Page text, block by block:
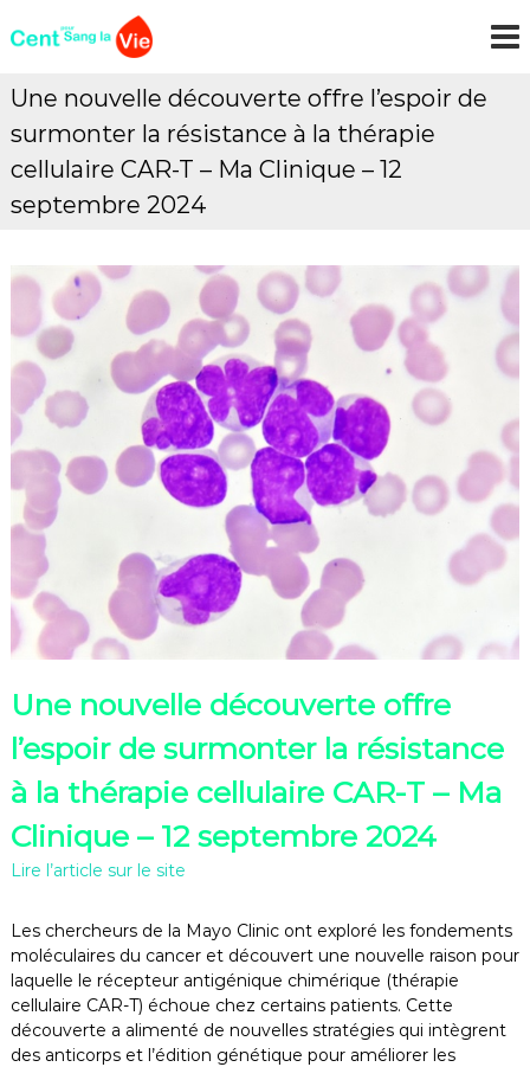
N
T
P
O
U
N
G
L
A
V
I
E
t
r
e
a
l
e
m
i
e
Une nouvelle découverte offre l’espoir de
surmonter la résistance à la thérapie
cellulaire CAR-T – Ma Clinique – 12
septembre 2024
Une nouvelle découverte offre
l’espoir de surmonter la résistance
à la thérapie cellulaire CAR-T – Ma
Clinique – 12 septembre 2024
Lire l’article sur le site
Les chercheurs de la Mayo Clinic ont exploré les fondements
moléculaires du cancer et découvert une nouvelle raison pour
laquelle le récepteur antigénique chimérique (thérapie
cellulaire CAR-T) échoue chez certains patients. Cette
découverte a alimenté de nouvelles stratégies qui intègrent
des anticorps et l’édition génétique pour améliorer les